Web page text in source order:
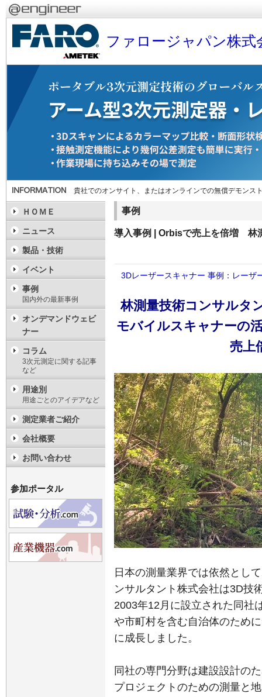
ファロージャパン株式
貴社でのオンサイト、またはオンラインでの無償デモンス
事例
導入事例 | Orbisで売上を倍増 林
3Dレーザースキャナー 事例：レーザ
林測量技術コンサルタ
モバイルスキャナーの
売上
日本の測量業界では依然とし
ンサルタント株式会社は3D技
2003年12月に設立された同社
や市町村を含む自治体のため
に成長しました。
同社の専門分野は建設設計の
プロジェクトのための測量と
ＨＯＭＥ
ニュース
製品・技術
イベント
事例
国内外の最新事例
オンデマンドウェビ
ナー
コラム
3次元測定に関する記事
など
用途別
用途ごとのアイデアなど
測定業者ご紹介
会社概要
お問い合わせ
参加ポータル